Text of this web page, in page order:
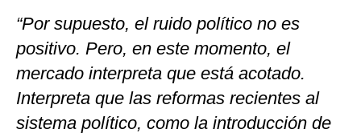
“Por supuesto, el ruido político no es
positivo. Pero, en este momento, el
mercado interpreta que está acotado.
Interpreta que las reformas recientes al
sistema político, como la introducción de